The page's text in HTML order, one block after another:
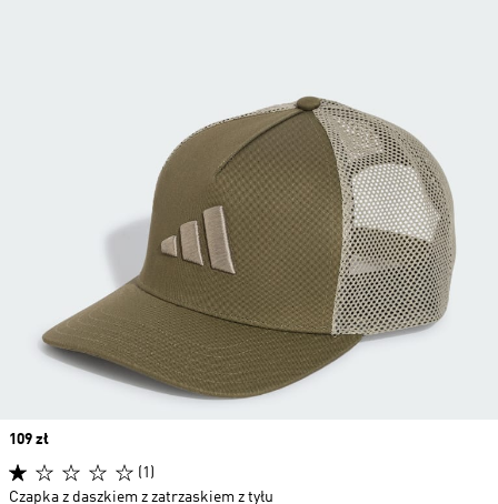
Price
109 zł
(1)
Czapka z daszkiem z zatrzaskiem z tyłu